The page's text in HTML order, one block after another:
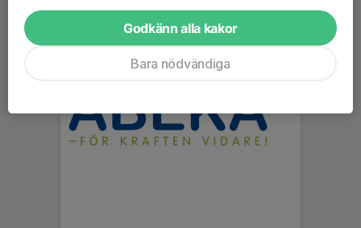
Godkänn alla kakor
Bara nödvändiga